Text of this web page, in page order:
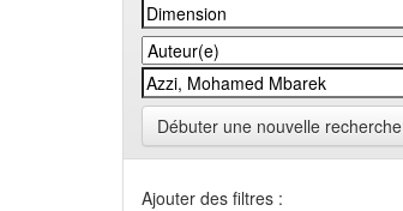
Débuter une nouvelle recherche
Ajouter des filtres :